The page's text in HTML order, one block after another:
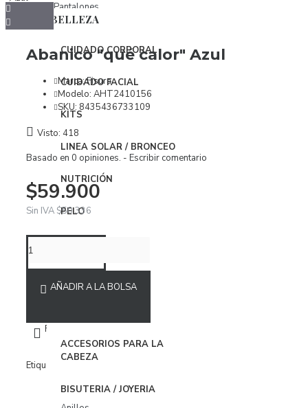
Pantalones
Shorts
Tunicas
Vestidos
ROPA INTERIOR
Body
Brasier
Conjuntos
PIJAMAS
Pijamas
BELLEZA
CUIDADO CORPORAL
CUIDADO FACIAL
KITS
LINEA SOLAR / BRONCEO
NUTRICIÓN
PELO
ACCESORIOS PARA LA
CABEZA
BISUTERIA / JOYERIA
Abanico "qué calor" Azul
Marca:Fisura
Modelo: AHT2410156
SKU: 8435436733109
Visto: 418
Basado en 0 opiniones. - Escribir comentario
$59.900
Sin IVA $50.336
AÑADIR A LA BOLSA
FAVORITOS
Etiquetas